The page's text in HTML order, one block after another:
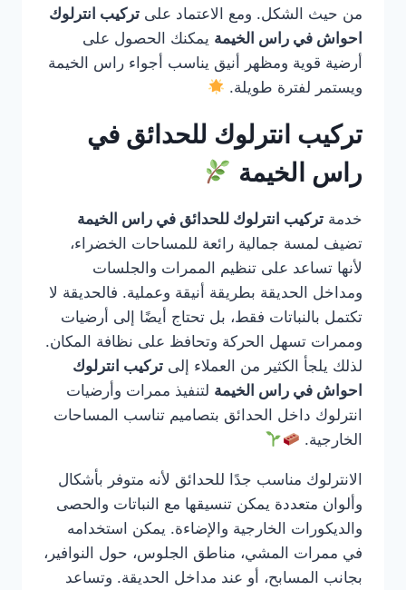
من حيث الشكل. ومع الاعتماد على تركيب انترلوك
احواش في راس الخيمة يمكنك الحصول على
أرضية قوية ومظهر أنيق يناسب أجواء راس الخيمة
ويستمر لفترة طويلة.
تركيب انترلوك للحدائق في
راس الخيمة
خدمة تركيب انترلوك للحدائق في راس الخيمة
تضيف لمسة جمالية رائعة للمساحات الخضراء،
لأنها تساعد على تنظيم الممرات والجلسات
ومداخل الحديقة بطريقة أنيقة وعملية. فالحديقة لا
تكتمل بالنباتات فقط، بل تحتاج أيضًا إلى أرضيات
وممرات تسهل الحركة وتحافظ على نظافة المكان.
لذلك يلجأ الكثير من العملاء إلى تركيب انترلوك
احواش في راس الخيمة لتنفيذ ممرات وأرضيات
انترلوك داخل الحدائق بتصاميم تناسب المساحات
الخارجية.
الانترلوك مناسب جدًا للحدائق لأنه متوفر بأشكال
وألوان متعددة يمكن تنسيقها مع النباتات والحصى
والديكورات الخارجية والإضاءة. يمكن استخدامه
في ممرات المشي، مناطق الجلوس، حول النوافير،
بجانب المسابح، أو عند مداخل الحديقة. وتساعد